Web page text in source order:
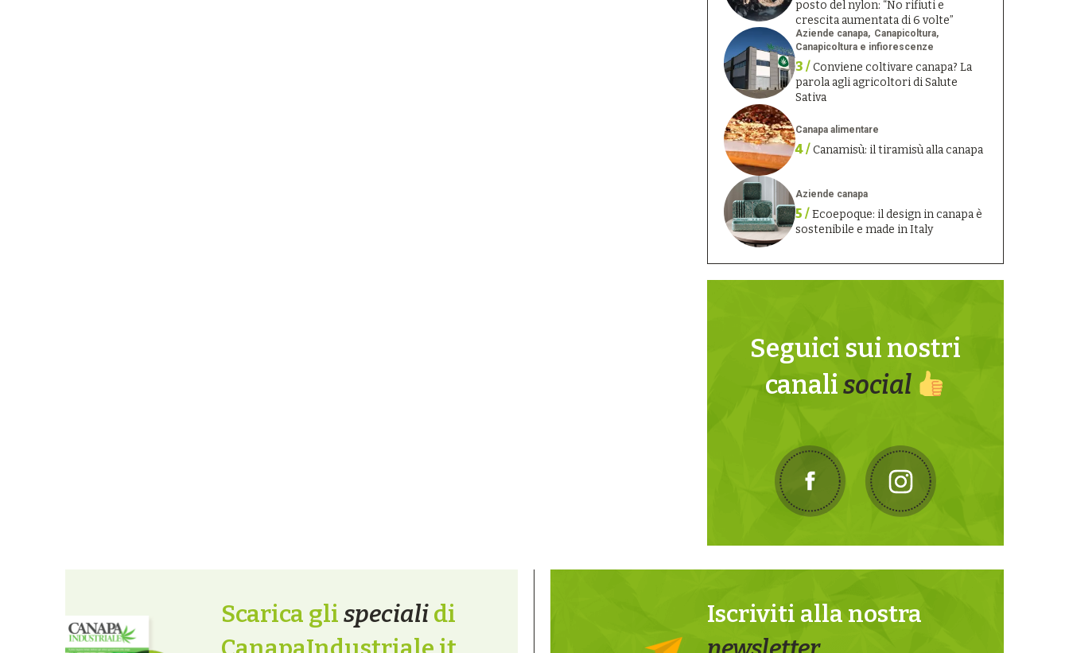
posto del nylon: “No rifiuti e
crescita aumentata di 6 volte”
Aziende canapa
Canapicoltura
Canapicoltura e infiorescenze
3 /Conviene coltivare canapa? La
parola agli agricoltori di Salute
Sativa
Canapa alimentare
4 /Canamisù: il tiramisù alla canapa
Aziende canapa
5 /Ecoepoque: il design in canapa è
sostenibile e made in Italy
Seguici sui nostri
canalisocial
Scarica glispecialidi
Iscriviti alla nostra